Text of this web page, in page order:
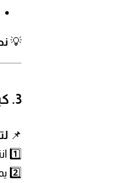
💡
3. كيفية تثبيت إضافة جديدة في ووردبريس
📌
1️⃣ انتقل إلى
2️⃣ يمكنك البحث عن الإضافة المطلوبة باستخدام شريط البحث.